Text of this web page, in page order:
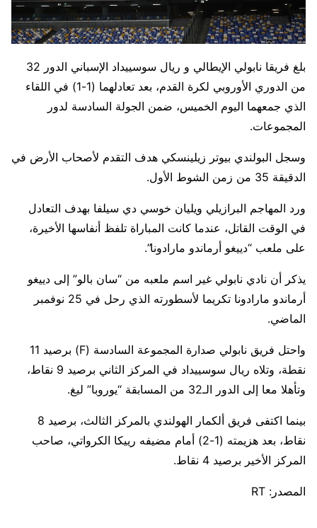
بلغ فريقا نابولي الإيطالي و ريال سوسييداد الإسباني الدور 32
من الدوري الأوروبي لكرة القدم، بعد تعادلهما (1-1) في اللقاء
الذي جمعهما اليوم الخميس، ضمن الجولة السادسة لدور
المجموعات.
وسجل البولندي بيوتر زيلينسكي هدف التقدم لأصحاب الأرض في
الدقيقة 35 من زمن الشوط الأول.
ورد المهاجم البرازيلي ويليان خوسي دي سيلفا بهدف التعادل
في الوقت القاتل، عندما كانت المباراة تلفظ أنفاسها الأخيرة،
على ملعب “دييغو أرماندو مارادونا”.
يذكر أن نادي نابولي غير اسم ملعبه من “سان بالو” إلى دييغو
أرماندو مارادونا تكريما لأسطورته الذي رحل في 25 نوفمبر
الماضي.
واحتل فريق نابولي صدارة المجموعة السادسة (F) برصيد 11
نقطة، وتلاه ريال سوسييداد في المركز الثاني برصيد 9 نقاط،
وتأهلا معا إلى الدور الـ32 من المسابقة “يوروبا” ليغ.
بينما اكتفى فريق ألكمار الهولندي بالمركز الثالث، برصيد 8
نقاط، بعد هزيمته (1-2) أمام مضيفه رييكا الكرواتي، صاحب
المركز الأخير برصيد 4 نقاط.
المصدر: RT